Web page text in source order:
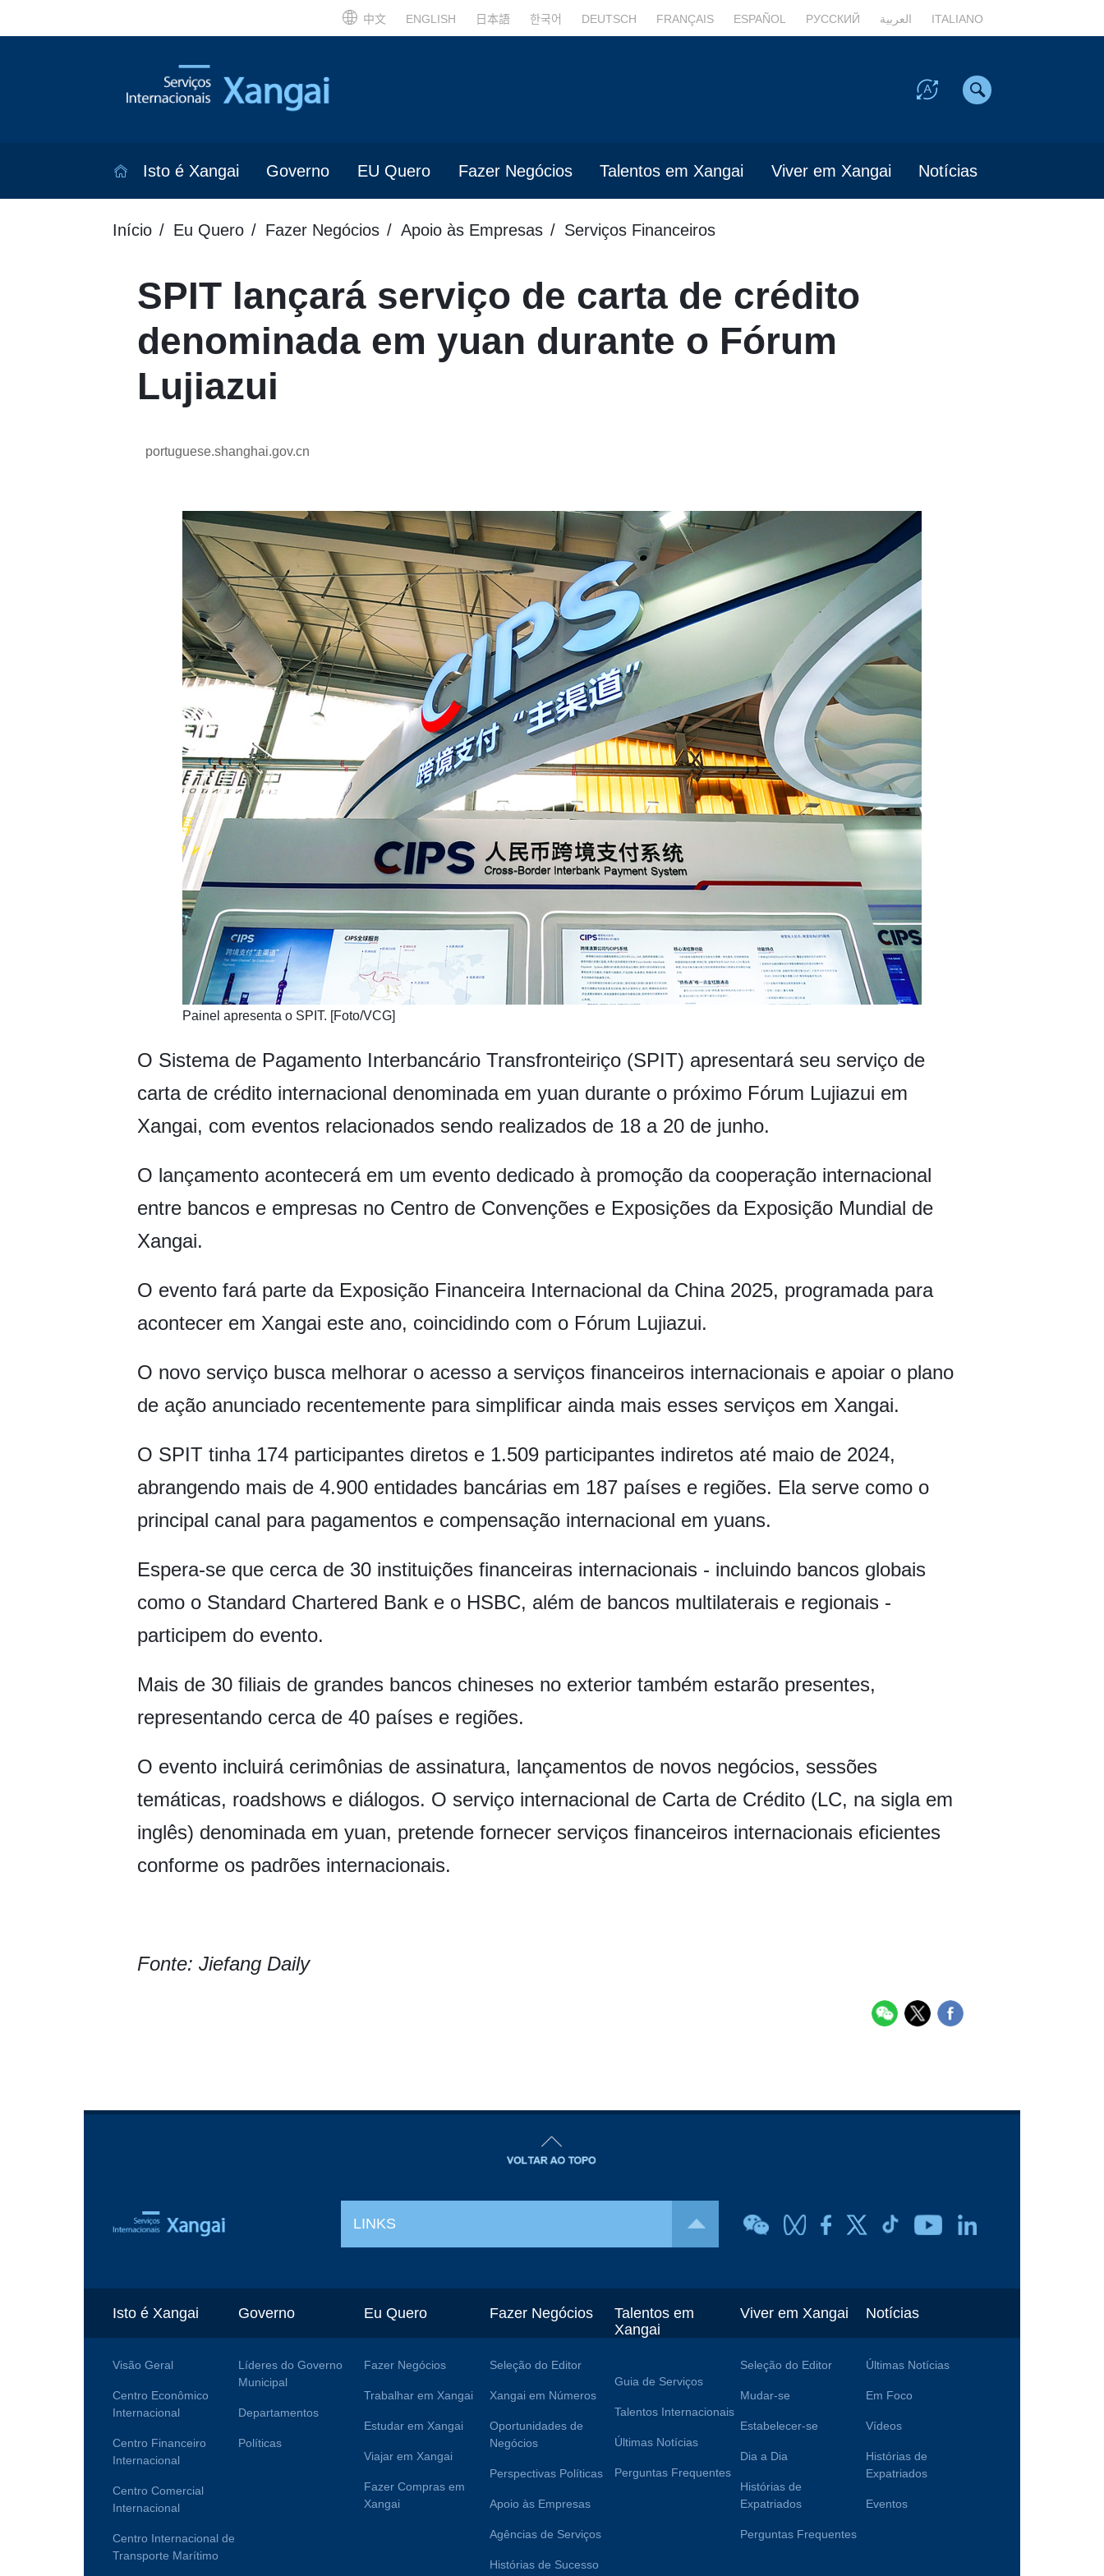
中文 ENGLISH 日本語 한국어 DEUTSCH FRANÇAIS ESPAÑOL РУССКИЙ العربية ITALIANO
Isto é Xangai Governo EU Quero Fazer Negócios Talentos em Xangai Viver em Xangai Notícias
Início Eu Quero Fazer Negócios Apoio às Empresas Serviços Financeiros
SPIT lançará serviço de carta de crédito
denominada em yuan durante o Fórum
Lujiazui
portuguese.shanghai.gov.cn
Painel apresenta o SPIT. [Foto/VCG]
O Sistema de Pagamento Interbancário Transfronteiriço (SPIT) apresentará seu serviço de
carta de crédito internacional denominada em yuan durante o próximo Fórum Lujiazui em
Xangai, com eventos relacionados sendo realizados de 18 a 20 de junho.
O lançamento acontecerá em um evento dedicado à promoção da cooperação internacional
entre bancos e empresas no Centro de Convenções e Exposições da Exposição Mundial de
Xangai.
O evento fará parte da Exposição Financeira Internacional da China 2025, programada para
acontecer em Xangai este ano, coincidindo com o Fórum Lujiazui.
O novo serviço busca melhorar o acesso a serviços financeiros internacionais e apoiar o plano
de ação anunciado recentemente para simplificar ainda mais esses serviços em Xangai.
O SPIT tinha 174 participantes diretos e 1.509 participantes indiretos até maio de 2024,
abrangendo mais de 4.900 entidades bancárias em 187 países e regiões. Ela serve como o
principal canal para pagamentos e compensação internacional em yuans.
Espera-se que cerca de 30 instituições financeiras internacionais - incluindo bancos globais
como o Standard Chartered Bank e o HSBC, além de bancos multilaterais e regionais -
participem do evento.
Mais de 30 filiais de grandes bancos chineses no exterior também estarão presentes,
representando cerca de 40 países e regiões.
O evento incluirá cerimônias de assinatura, lançamentos de novos negócios, sessões
temáticas, roadshows e diálogos. O serviço internacional de Carta de Crédito (LC, na sigla em
inglês) denominada em yuan, pretende fornecer serviços financeiros internacionais eficientes
conforme os padrões internacionais.
Fonte: Jiefang Daily
LINKS
Isto é Xangai
Visão Geral
Centro Econômico
Internacional
Centro Financeiro
Internacional
Centro Comercial
Internacional
Centro Internacional de
Transporte Marítimo
Governo
Líderes do Governo
Municipal
Departamentos
Políticas
Eu Quero
Fazer Negócios
Trabalhar em Xangai
Estudar em Xangai
Viajar em Xangai
Fazer Compras em
Xangai
Fazer Negócios
Seleção do Editor
Xangai em Números
Oportunidades de
Negócios
Perspectivas Políticas
Apoio às Empresas
Agências de Serviços
Histórias de Sucesso
Talentos em
Xangai
Guia de Serviços
Talentos Internacionais
Últimas Notícias
Perguntas Frequentes
Viver em Xangai
Seleção do Editor
Mudar-se
Estabelecer-se
Dia a Dia
Histórias de
Expatriados
Perguntas Frequentes
Notícias
Últimas Notícias
Em Foco
Vídeos
Histórias de
Expatriados
Eventos